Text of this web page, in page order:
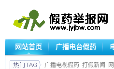
网站首页 广播电台假药
广播电视假药 打假新闻